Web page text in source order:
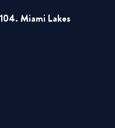
Miami Lakes